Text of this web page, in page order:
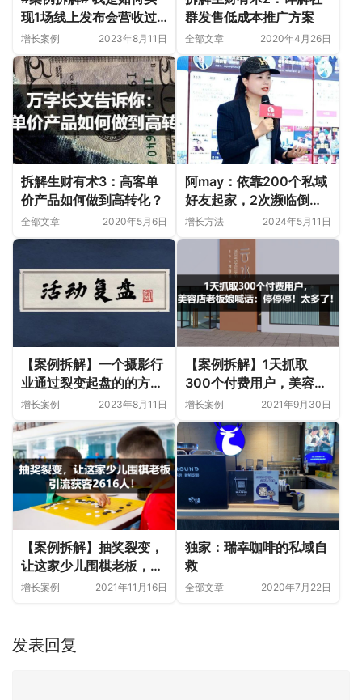
现1场线上发布会营收过
百万的？
增长案例 2023年8月11日
群发售低成本推广方案
全部文章 2020年4月26日
拆解生财有术3：高客单
价产品如何做到高转化？
全部文章 2020年5月6日
阿may：依靠200个私域
好友起家，2次濒临倒
闭，创业6年，我到底经
历了什么？
增长方法 2024年5月11日
【案例拆解】一个摄影行
业通过裂变起盘的的方
案，一场裂变活动出
2000单，干出来500万
业绩
增长案例 2023年8月11日
【案例拆解】1天抓取
300个付费用户，美容店
老板娘喊话：停停停！太
多了！
增长案例 2021年9月30日
【案例拆解】抽奖裂变，
让这家少儿围棋老板，引
流获客2616人！
增长案例 2021年11月16日
独家：瑞幸咖啡的私域自
救
全部文章 2020年7月22日
发表回复